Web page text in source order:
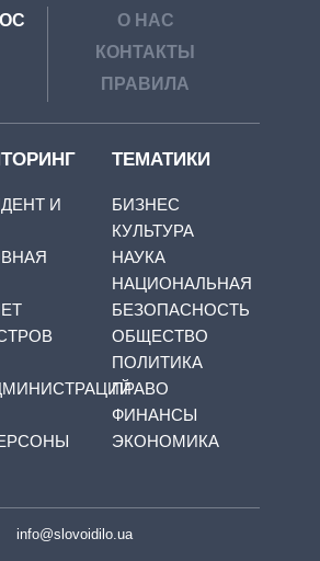
О НАС
КОНТАКТЫ
ПРАВИЛА
И
ТЕМАТИКИ
БИЗНЕС
КУЛЬТУРА
НАУКА
НАЦИОНАЛЬНАЯ
БЕЗОПАСНОСТЬ
ОБЩЕСТВО
ПОЛИТИКА
ПРАВО
ФИНАНСЫ
ЭКОНОМИКА
info@slovoidilo.ua